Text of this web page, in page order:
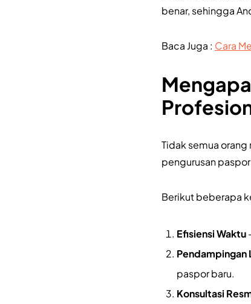
benar, sehingga
Baca Juga : Cara
Tidak semua
pengurusan
Berikut beberapa
Efisiensi Waktu
Pendampingan
paspor baru.
Konsultasi